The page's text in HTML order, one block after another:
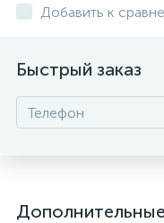
Добавить к
Быстрый заказ